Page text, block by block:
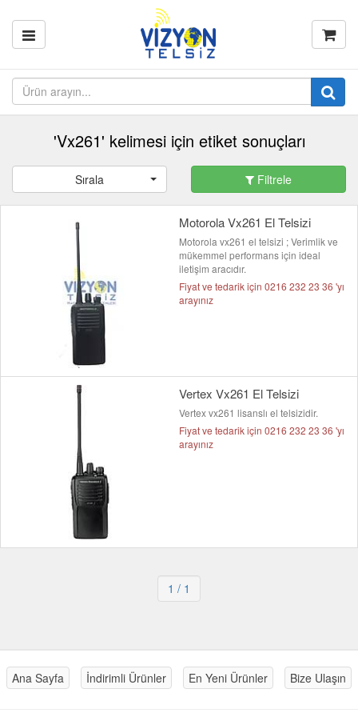
'Vx261' kelimesi için etiket sonuçları
Sırala Filtrele
Motorola Vx261 El Telsizi
Motorola vx261 el telsizi ; Verimlik ve
mükemmel performans için ideal
iletişim aracıdır.
Fiyat ve tedarik için 0216 232 23 36 'yı
arayınız
Vertex Vx261 El Telsizi
Vertex vx261 lisanslı el telsizidir.
Fiyat ve tedarik için 0216 232 23 36 'yı
arayınız
1 / 1
Ana Sayfa İndirimli Ürünler En Yeni Ürünler Bize Ulaşın